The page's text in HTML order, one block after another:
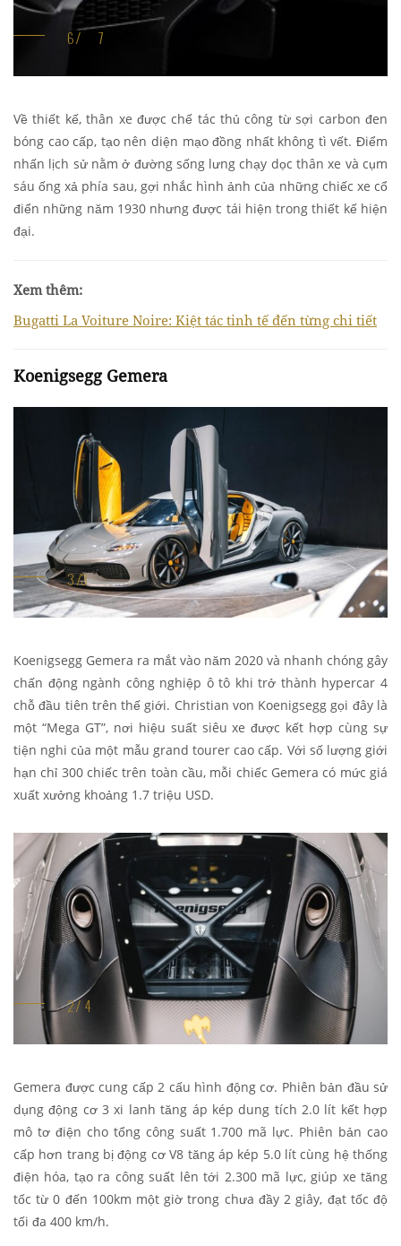
Về thiết kế, thân xe được chế tác thủ công từ sợi carbon đen
bóng cao cấp, tạo nên diện mạo đồng nhất không tì vết. Điểm
nhấn lịch sử nằm ở đường sống lưng chạy dọc thân xe và cụm
sáu ống xả phía sau, gợi nhắc hình ảnh của những chiếc xe cổ
điển những năm 1930 nhưng được tái hiện trong thiết kế hiện
đại.
Xem thêm:
Bugatti La Voiture Noire: Kiệt tác tinh tế đến từng chi tiết
Koenigsegg Gemera
Koenigsegg Gemera ra mắt vào năm 2020 và nhanh chóng gây
chấn động ngành công nghiệp ô tô khi trở thành hypercar 4
chỗ đầu tiên trên thế giới. Christian von Koenigsegg gọi đây là
một “Mega GT”, nơi hiệu suất siêu xe được kết hợp cùng sự
tiện nghi của một mẫu grand tourer cao cấp. Với số lượng giới
hạn chỉ 300 chiếc trên toàn cầu, mỗi chiếc Gemera có mức giá
xuất xưởng khoảng 1.7 triệu USD.
Gemera được cung cấp 2 cấu hình động cơ. Phiên bản đầu sử
dụng động cơ 3 xi lanh tăng áp kép dung tích 2.0 lít kết hợp
mô tơ điện cho tổng công suất 1.700 mã lực. Phiên bản cao
cấp hơn trang bị động cơ V8 tăng áp kép 5.0 lít cùng hệ thống
điện hóa, tạo ra công suất lên tới 2.300 mã lực, giúp xe tăng
tốc từ 0 đến 100km một giờ trong chưa đầy 2 giây, đạt tốc độ
tối đa 400 km/h.